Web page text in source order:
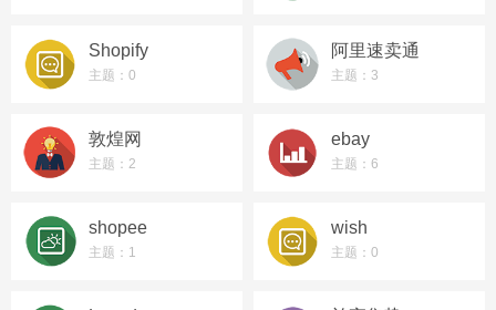
Shopify
主题：0
阿里速卖通
主题：3
敦煌网
主题：2
ebay
主题：6
shopee
主题：1
wish
主题：0